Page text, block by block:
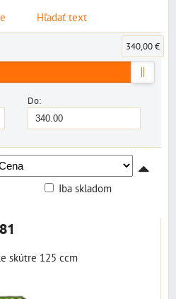
Hľadať text
Do:
340,00 €
Iba skladom
skútre 125 ccm